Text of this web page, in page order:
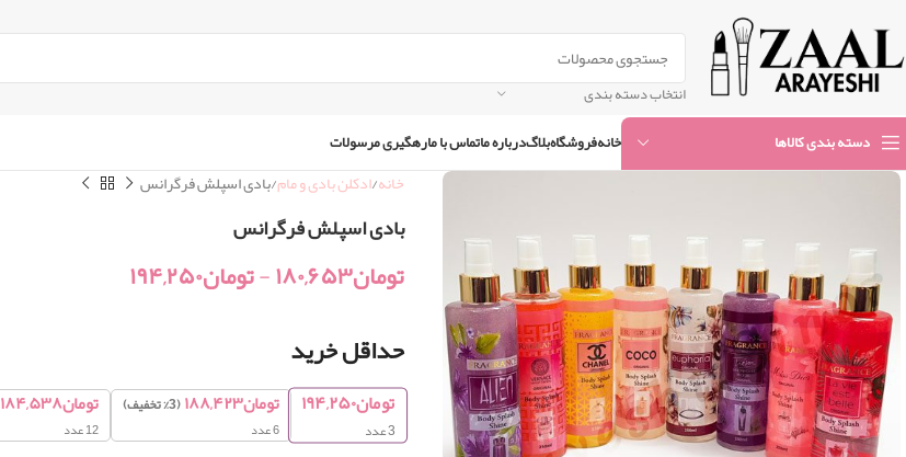
انتخاب دسته بندی
دسته بندی کالاها خانهفروشگاهبلاگدرباره ماتماس با مارهگیری مرسولات
خانه ادکلن بادی و مام بادی اسپلش فرگرانس
بادی اسپلش فرگرانس
تومان۱۸۰,۶۵۳-تومان۱۹۴,۲۵۰
حداقل خرید
تومان۱۹۴,۲۵۰
3عدد
تومان۱۸۸,۴۲۳(3% تخفیف)
6 عدد
تومان۱۸۴,۵۳۸
12 عدد